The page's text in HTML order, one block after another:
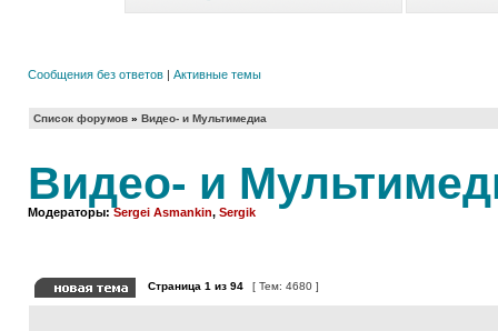
Сообщения без ответов | Активные темы
Список форумов » Видео- и Мультимедиа
Видео- и
Модераторы:Sergei Asmankin, Sergik
Страница 1 из 94 [ Тем: 4680 ]